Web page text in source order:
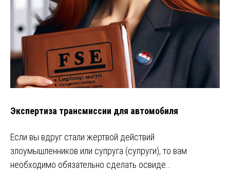
Экспертиза трансмиссии для автомобиля
Если вы вдруг стали жертвой действий
злоумышленников или супруга (супруги), то вам
необходимо обязательно сделать освиде…